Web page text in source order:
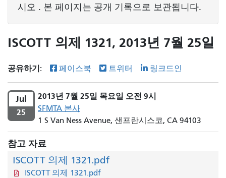
시오 . 본 페이지는 공개 기록으로 보관됩니다.
ISCOTT 의제 1321, 2013년 7월 25일
공유하기: 페이스북 트위터 링크드인
Jul
25
2013년 7월 25일 목요일 오전 9시
SFMTA 본사
1 S Van Ness Avenue, 샌프란시스코, CA 94103
참고 자료
ISCOTT 의제 1321.pdf
ISCOTT 의제 1321.pdf